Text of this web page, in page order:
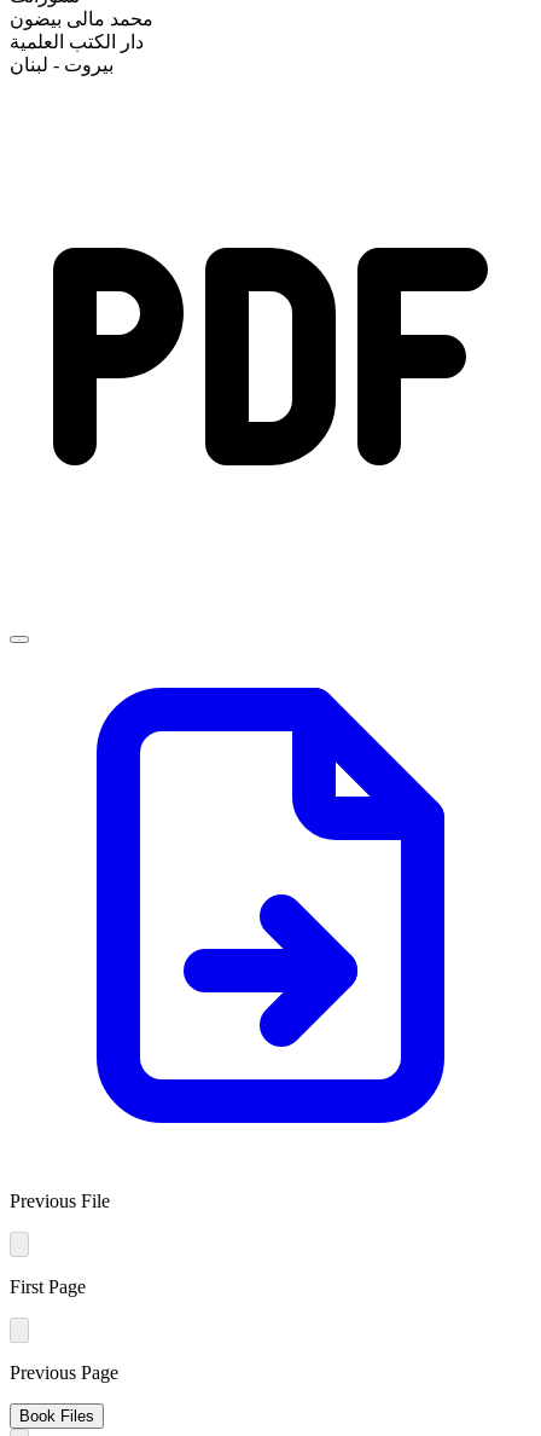
محمد مالی بیضون
دار الكتب العلمية
بيروت - لبنان
Previous File
First Page
Previous Page
Book Files